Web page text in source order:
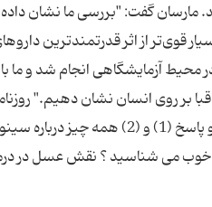
مارسان گفت: "بررسی ما نشان
قوی‌تر از اثر قدرتمندترین
آزمایشگاهی انجام شد و ما
بر روی انسان نشان دهیم."
مورد سینوزیت سینوزیت و سی و سه
می شناسید ؟ نقش عسل در